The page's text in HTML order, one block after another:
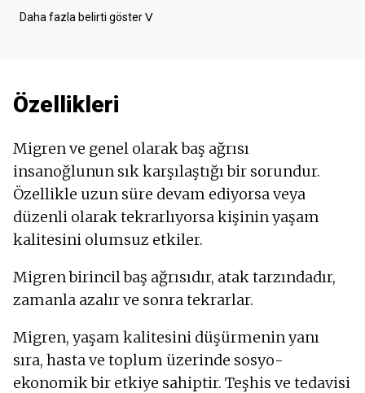
Karın ağrısı
Aura
Depresyon - depresif ruh hali
İshal
Gözlerin önünde parıldıyor
Hazımsızlık
Mide bulantısı
Duygudurum bozuklukları
Kas zayıflığı
Gözde basınç
Yorgunluk
Yemekten sonra kusma ve mide bulantısı
Kusma
Daha fazla belirti gösterᐯ
Özellikleri
Migren ve genel olarak baş ağrısı
insanoğlunun sık karşılaştığı bir sorundur.
Özellikle uzun süre devam ediyorsa veya
düzenli olarak tekrarlıyorsa kişinin yaşam
kalitesini olumsuz etkiler.
Migren birincil baş ağrısıdır, atak tarzındadır,
zamanla azalır ve sonra tekrarlar.
Migren, yaşam kalitesini düşürmenin yanı
sıra, hasta ve toplum üzerinde sosyo-
ekonomik bir etkiye sahiptir. Teşhis ve tedavisi